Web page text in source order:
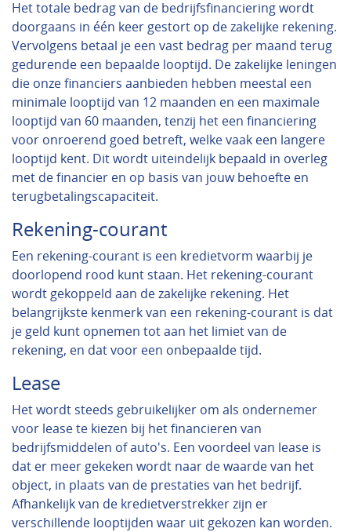
Het totale bedrag van de bedrijfsfinanciering wordt
doorgaans in één keer gestort op de zakelijke rekening.
Vervolgens betaal je een vast bedrag per maand terug
gedurende een bepaalde looptijd. De zakelijke leningen
die onze financiers aanbieden hebben meestal een
minimale looptijd van 12 maanden en een maximale
looptijd van 60 maanden, tenzij het een financiering
voor onroerend goed betreft, welke vaak een langere
looptijd kent. Dit wordt uiteindelijk bepaald in overleg
met de financier en op basis van jouw behoefte en
terugbetalingscapaciteit.
Rekening-courant
Een rekening-courant is een kredietvorm waarbij je
doorlopend rood kunt staan. Het rekening-courant
wordt gekoppeld aan de zakelijke rekening. Het
belangrijkste kenmerk van een rekening-courant is dat
je geld kunt opnemen tot aan het limiet van de
rekening, en dat voor een onbepaalde tijd.
Lease
Het wordt steeds gebruikelijker om als ondernemer
voor lease te kiezen bij het financieren van
bedrijfsmiddelen of auto's. Een voordeel van lease is
dat er meer gekeken wordt naar de waarde van het
object, in plaats van de prestaties van het bedrijf.
Afhankelijk van de kredietverstrekker zijn er
verschillende looptijden waar uit gekozen kan worden.